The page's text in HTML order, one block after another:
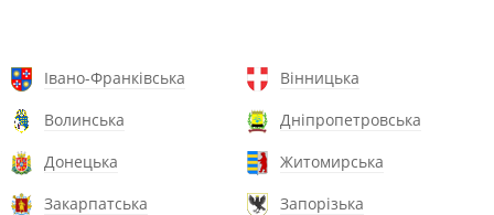
Івано-Франківська
Вінницька
Волинська
Дніпропетровська
Донецька
Житомирська
Закарпатська
Запорізька